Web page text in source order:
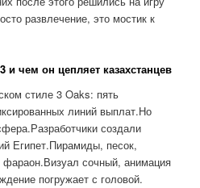
развлечение, это мостик к
и чем он цепляет казахстанцев
стиле 3 Oaks: пять
линий выплат.Но
создали
Египет.Пирамиды, песок,
сочный, анимация
погружает с головой.